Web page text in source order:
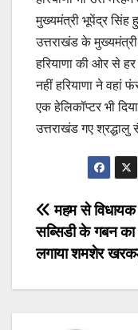
मुख्यमंत्री भूपेंद्र सिंह
उत्तराखंड के
हरियाणा की ओर से हर
नहीं हरियाणा ने वहां
एक हेलिकॉप्टर भी
उत्तराखंड गए
Post
महम से विधायक
सब्सिडी के गबन
लगाया शमशेर